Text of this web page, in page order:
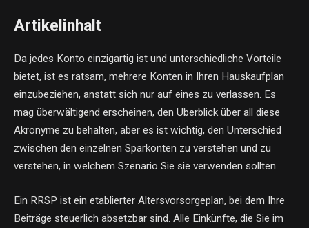
Artikelinhalt
Da jedes Konto einzigartig ist und unterschiedliche Vorteile
bietet, ist es ratsam, mehrere Konten in Ihren Hauskaufplan
einzubeziehen, anstatt sich nur auf eines zu verlassen. Es
mag überwältigend erscheinen, den Überblick über all diese
Akronyme zu behalten, aber es ist wichtig, den Unterschied
zwischen den einzelnen Sparkonten zu verstehen und zu
verstehen, in welchem ​​Szenario Sie sie verwenden sollten.
Ein RRSP ist ein etablierter Altersvorsorgeplan, bei dem Ihre
Beiträge steuerlich absetzbar sind. Alle Einkünfte, die Sie im